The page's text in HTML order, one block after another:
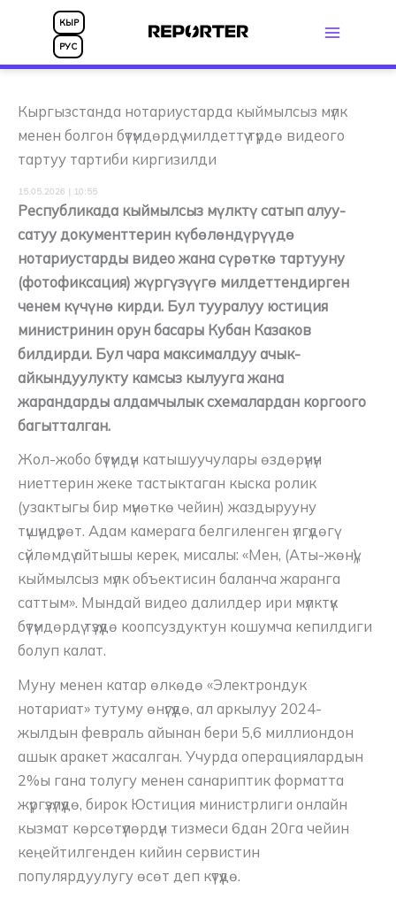
КЫР
РУС
Кыргызстанда нотариустарда кыймылсыз мүлк
менен болгон бүтүмдөрдү милдеттүү түрдө видеого
тартуу тартиби киргизилди
15.05.2026 | 10:55
Республикада кыймылсыз мүлктү сатып алуу-
сатуу документтерин күбөлөндүрүүдө
нотариустарды видео жана сүрөткө тартууну
(фотофиксация) жүргүзүүгө милдеттендирген
ченем күчүнө кирди. Бул тууралуу юстиция
министринин орун басары Кубан Казаков
билдирди. Бул чара максималдуу ачык-
айкындуулукту камсыз кылууга жана
жарандарды алдамчылык схемалардан коргоого
багытталган.
Жол-жобо бүтүмдүн катышуучулары өздөрүнүн
ниеттерин жеке тастыктаган кыска ролик
(узактыгы бир мүнөткө чейин) жаздырууну
түшүндүрөт. Адам камерага белгиленген үлгүдөгү
сүйлөмдү айтышы керек, мисалы: «Мен, (Аты-жөнү),
кыймылсыз мүлк объектисин баланча жаранга
саттым». Мындай видео далилдер ири мүлктүк
бүтүмдөрдү түзүүдө коопсуздуктун кошумча кепилдиги
болуп калат.
Муну менен катар өлкөдө «Электрондук
нотариат» тутуму өнүгүүдө, ал аркылуу 2024-
жылдын февраль айынан бери 5,6 миллиондон
ашык аракет жасалган. Учурда операциялардын
2%ы гана толугу менен санариптик форматта
жүргүзүлүүдө, бирок Юстиция министрлиги онлайн
кызмат көрсөтүүлөрдүн тизмеси 6дан 20га чейин
кеңейтилгенден кийин сервистин
популярдуулугу өсөт деп күтүүдө.